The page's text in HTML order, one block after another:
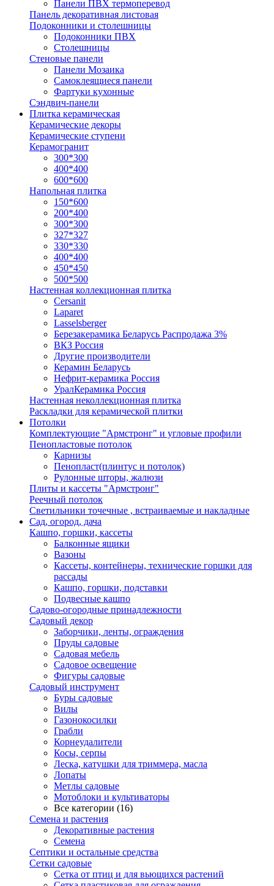
Панели ПВХ термоперевод
Панель декоративная листовая
Подоконники и столешницы
Подоконники ПВХ
Столешницы
Стеновые панели
Панели Мозаика
Самоклеящиеся панели
Фартуки кухонные
Сэндвич-панели
Плитка керамическая
Керамические декоры
Керамические ступени
Керамогранит
300*300
400*400
600*600
Напольная плитка
150*600
200*400
300*300
327*327
330*330
400*400
450*450
500*500
Настенная коллекционная плитка
Cersanit
Laparet
Lasselsberger
Березакерамика Беларусь Распродажа 3%
ВКЗ Россия
Другие производители
Керамин Беларусь
Нефрит-керамика Россия
УралКерамика Россия
Настенная неколлекционная плитка
Раскладки для керамической плитки
Потолки
Комплектующие "Армстронг" и угловые профили
Пенопластовые потолок
Карнизы
Пенопласт(плинтус и потолок)
Рулонные шторы, жалюзи
Плиты и кассеты "Армстронг"
Реечный потолок
Светильники точечные , встраиваемые и накладные
Сад, огород, дача
Кашпо, горшки, кассеты
Балконные ящики
Вазоны
Кассеты, контейнеры, технические горшки для
рассады
Кашпо, горшки, подставки
Подвесные кашпо
Садово-огородные принадлежности
Садовый декор
Заборчики, ленты, ограждения
Пруды садовые
Садовая мебель
Садовое освещение
Фигуры садовые
Садовый инструмент
Буры садовые
Вилы
Газонокосилки
Грабли
Корнеудалители
Косы, серпы
Леска, катушки для триммера, масла
Лопаты
Метлы садовые
Мотоблоки и культиваторы
Все категории (16)
Семена и растения
Декоративные растения
Семена
Септики и остальные средства
Сетки садовые
Сетка от птиц и для вьющихся растений